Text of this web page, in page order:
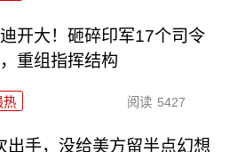
开大！砸碎印军17个司令
重组指挥结构
热 阅读 5427
出手，没给美方留半点幻想